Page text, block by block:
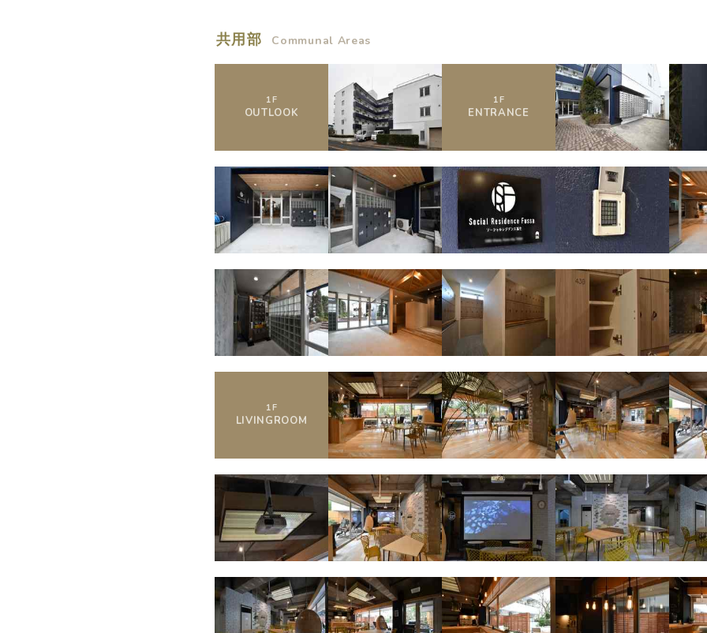
運営者
共用部 Communal Areas
1F
OUTLOOK
1F
ENTRANCE
1F
LIVINGROOM